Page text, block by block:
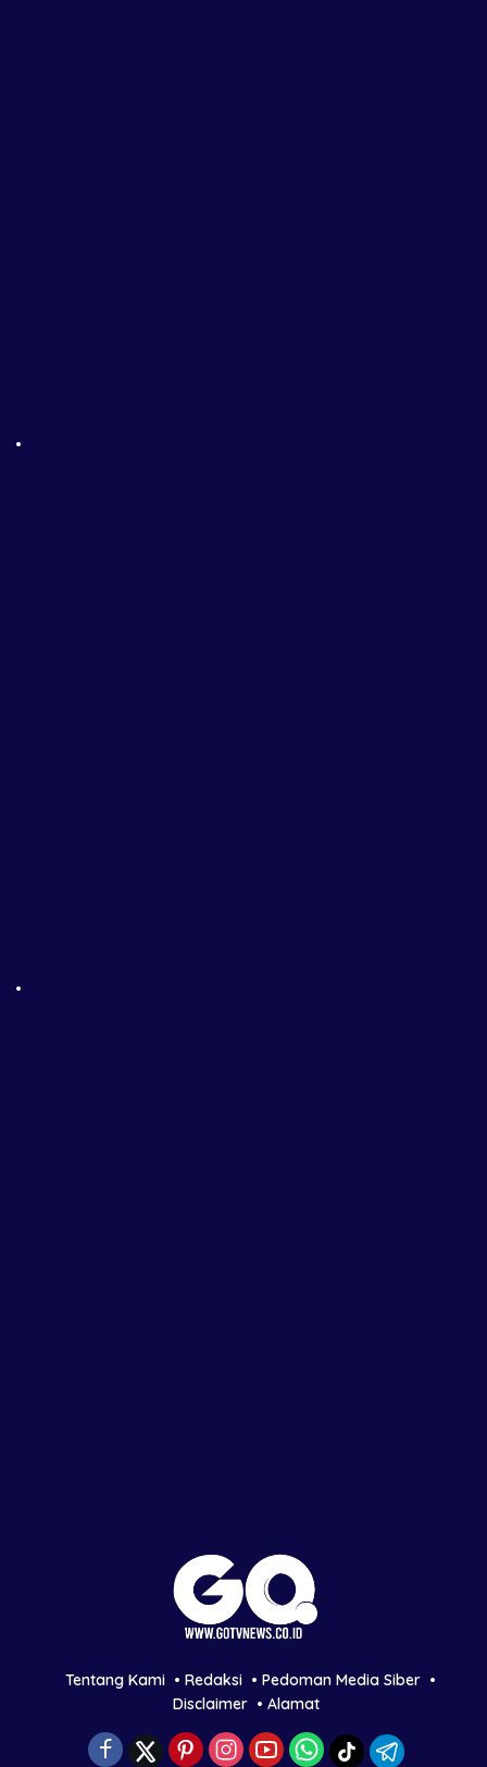
Tentang Kami Redaksi
Pedoman Media Siber
Disclaimer
Alamat